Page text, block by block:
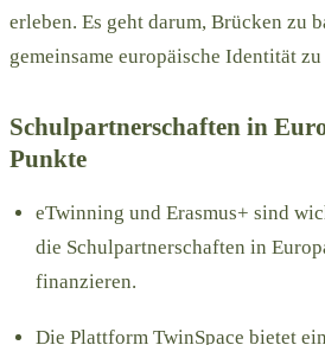
erleben. Es geht darum, Brücken zu
gemeinsame europäische Identität
Schulpartnerschaften in
Punkte
eTwinning und Erasmus+ sind
die Schulpartnerschaften in
finanzieren.
Die Plattform TwinSpace bietet